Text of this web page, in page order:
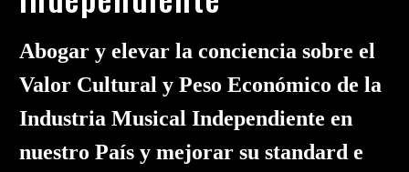
Abogar y elevar la conciencia sobre el
Valor Cultural y Peso Económico de la
Industria Musical Independiente en
nuestro País y mejorar su standard e